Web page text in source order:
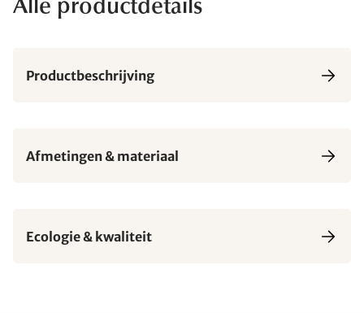
Alle productdetails
Productbeschrijving
Afmetingen & materiaal
Ecologie & kwaliteit